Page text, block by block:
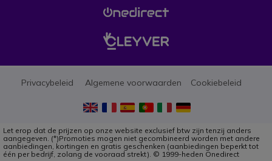
Privacybeleid Algemene voorwaarden Cookiebeleid
Let erop dat de prijzen op onze website exclusief btw zijn tenzij anders
aangegeven. (*)Promoties mogen niet gecombineerd worden met andere
aanbiedingen, kortingen en gratis geschenken (aanbiedingen beperkt tot
één per bedrijf, zolang de vooraad strekt). © 1999-heden Onedirect